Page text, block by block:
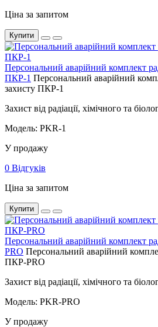
Ціна за запитом
Купити
Персональний аварійний комплект
ПКР-1 Персональний аварійний
захисту ПКР-1
Захист від радіації, хімічного та
Модель: PKR-1
У продажу
0 Відгуків
Ціна за запитом
Купити
Персональний аварійний комплект
PRO Персональний аварійний
ПКР-PRO
Захист від радіації, хімічного та
Модель: PKR-PRO
У продажу